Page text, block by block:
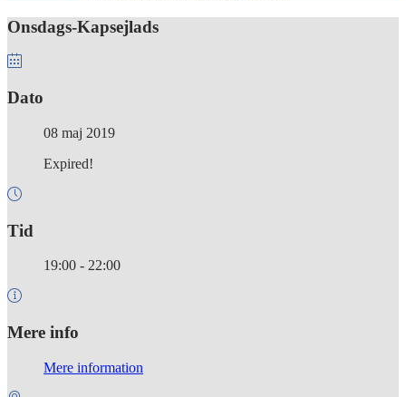
Onsdags-Kapsejlads
Dato
08 maj 2019
Expired!
Tid
19:00 - 22:00
Mere info
Mere information